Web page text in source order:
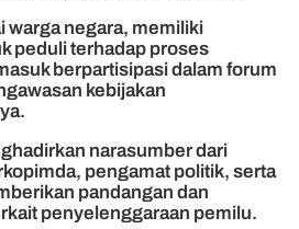
warga negara, memiliki
peduli terhadap proses
berpartisipasi dalam forum
kebijakan
narasumber dari
pengamat politik, serta
pandangan dan
penyelenggaraan pemilu.